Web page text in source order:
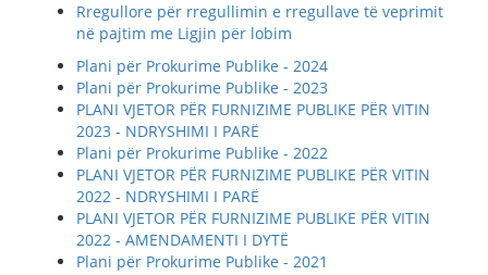
Rregullore për rregullimin e rregullave të veprimit
në pajtim me Ligjin për lobim
Plani për Prokurime Publike - 2024
Plani për Prokurime Publike - 2023
PLANI VJETOR PËR FURNIZIME PUBLIKE PËR VITIN
2023 - NDRYSHIMI I PARË
Plani për Prokurime Publike - 2022
PLANI VJETOR PËR FURNIZIME PUBLIKE PËR VITIN
2022 - NDRYSHIMI I PARË
PLANI VJETOR PËR FURNIZIME PUBLIKE PËR VITIN
2022 - AMENDAMENTI I DYTË
Plani për Prokurime Publike - 2021